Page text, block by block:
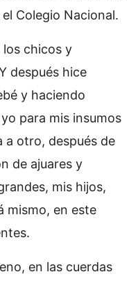
Colegio Nacional.
chicos y
después hice
y haciendo
para mis insumos
a otro, después de
de ajuares y
mis hijos,
mismo, en este
en las cuerdas